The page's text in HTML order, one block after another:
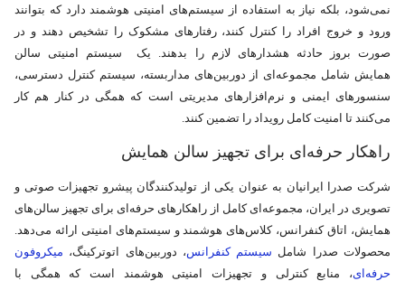
نمی‌شود، بلکه نیاز به استفاده از سیستم‌های امنیتی هوشمند دارد که بتوانند
ورود و خروج افراد را کنترل کنند، رفتارهای مشکوک را تشخیص دهند و در
صورت بروز حادثه هشدارهای لازم را بدهند. یک سیستم امنیتی سالن‌
همایش شامل مجموعه‌ای از دوربین‌های مداربسته، سیستم کنترل دسترسی،
سنسورهای ایمنی و نرم‌افزارهای مدیریتی است که همگی در کنار هم کار
می‌کنند تا امنیت کامل رویداد را تضمین کنند.
راهکار حرفه‌ای برای تجهیز سالن‌ همایش
شرکت صدرا ایرانیان به عنوان یکی از تولیدکنندگان پیشرو تجهیزات صوتی و
تصویری در ایران، مجموعه‌ای کامل از راهکارهای حرفه‌ای برای تجهیز سالن‌های
همایش، اتاق کنفرانس، کلاس‌های هوشمند و سیستم‌های امنیتی ارائه می‌دهد.
محصولات صدرا شامل سیستم‌ کنفرانس، دوربین‌های اتوترکینگ، میکروفون‌
حرفه‌ای، منابع کنترلی و تجهیزات امنیتی هوشمند است که همگی با